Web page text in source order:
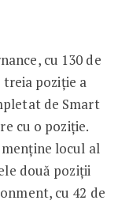
cu 130 de
treia poziție a
de Smart
cu o poziție.
menține locul al
două poziții
cu 42 de